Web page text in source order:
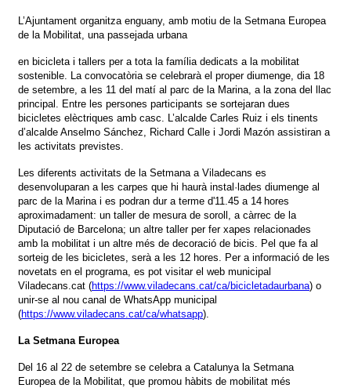
L’Ajuntament organitza enguany, amb motiu de la Setmana Europea
de la Mobilitat, una passejada urbana
en bicicleta i tallers per a tota la família dedicats a la mobilitat
sostenible. La convocatòria se celebrarà el proper diumenge, dia 18
de setembre, a les 11 del matí al parc de la Marina, a la zona del llac
principal. Entre les persones participants se sortejaran dues
bicicletes elèctriques amb casc. L’alcalde Carles Ruiz i els tinents
d’alcalde Anselmo Sánchez, Richard Calle i Jordi Mazón assistiran a
les activitats previstes.
Les diferents activitats de la Setmana a Viladecans es
desenvoluparan a les carpes que hi haurà instal·lades diumenge al
parc de la Marina i es podran dur a terme d'11.45 a 14 hores
aproximadament: un taller de mesura de soroll, a càrrec de la
Diputació de Barcelona; un altre taller per fer xapes relacionades
amb la mobilitat i un altre més de decoració de bicis. Pel que fa al
sorteig de les bicicletes, serà a les 12 hores. Per a informació de les
novetats en el programa, es pot visitar el web municipal
Viladecans.cat (https://www.viladecans.cat/ca/bicicletadaurbana) o
unir-se al nou canal de WhatsApp municipal
(https://www.viladecans.cat/ca/whatsapp).
La Setmana Europea
Del 16 al 22 de setembre se celebra a Catalunya la Setmana
Europea de la Mobilitat, que promou hàbits de mobilitat més